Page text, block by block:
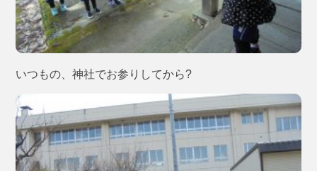
いつもの、神社でお参りしてから?